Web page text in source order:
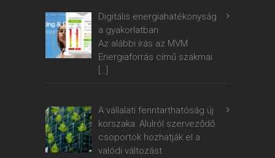
Digitális energiahatékonyság
a gyakorlatban
Az alábbi írás az MVM
Energiaforrás című szakmai
A vállalati fenntarthatóság új
korszaka: Alulról szerveződő
csoportok hozhatják el a
valódi változást